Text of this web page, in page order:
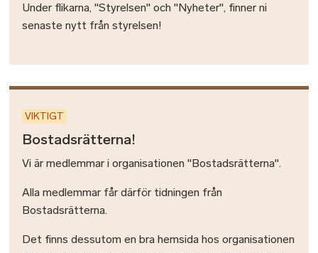
Under flikarna, "Styrelsen" och "Nyheter", finner ni
senaste nytt från styrelsen!
VIKTIGT
Bostadsrätterna!
Vi är medlemmar i organisationen "Bostadsrätterna".
Alla medlemmar får därför tidningen från
Bostadsrätterna.
Det finns dessutom en bra hemsida hos organisationen